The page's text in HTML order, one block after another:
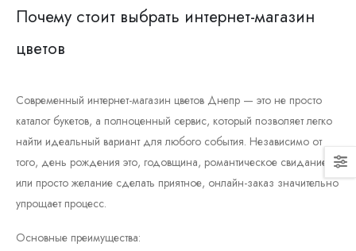
Почему стоит выбрать интернет-магазин
цветов
Современный интернет-магазин цветов Днепр — это не просто
каталог букетов, а полноценный сервис, который позволяет легко
найти идеальный вариант для любого события. Независимо от
того, день рождения это, годовщина, романтическое свидание
или просто желание сделать приятное, онлайн-заказ значительно
упрощает процесс.
Основные преимущества: